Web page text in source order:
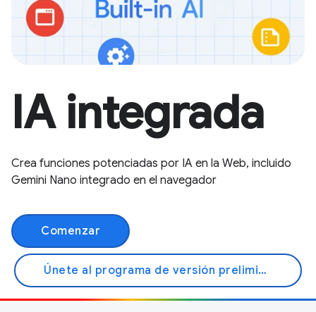
IA integrada
Crea funciones potenciadas por IA en la Web, incluido
Gemini Nano integrado en el navegador
Comenzar
Únete al programa de versión preliminar